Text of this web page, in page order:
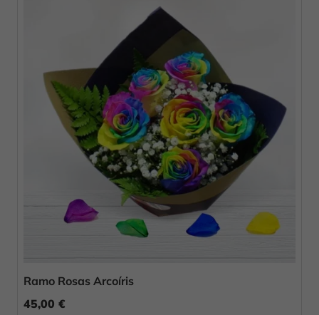
Ramo Rosas Arcoíris
45,00 €